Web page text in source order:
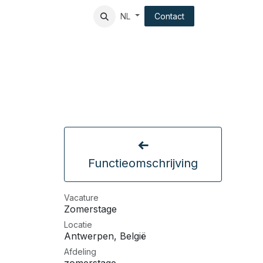
Client experience NL Contact
Functieomschrijving
Vacature
Zomerstage
Locatie
Antwerpen, België
Afdeling